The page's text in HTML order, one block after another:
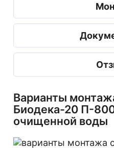
Варианты
Биодека-20 П-
очищенной воды